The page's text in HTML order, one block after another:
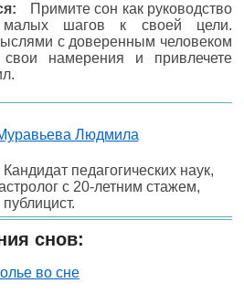
Примите сон как руководство
малых шагов к своей цели.
с доверенным человеком
намерения и привлечете
Людмила
педагогических наук,
с 20-летним стажем,
публицист.
снов:
во сне